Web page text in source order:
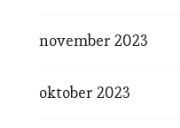
november 2023
oktober 2023